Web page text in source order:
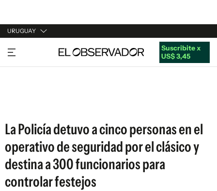
URUGUAY
URUGUAY
ARGENTINA
Suscribite x
US$ 3,45
La Policía detuvo a cinco personas en el
operativo de seguridad por el clásico y
destina a 300 funcionarios para
controlar festejos